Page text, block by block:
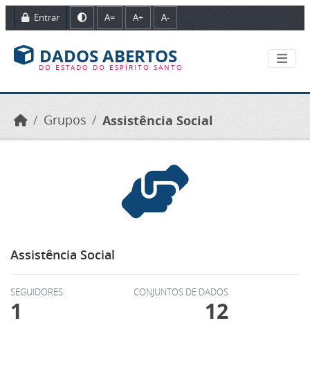
Ir para o conteúdo principal
Entrar A= A+ A-
DADOS ABERTOS
DO ESTADO DO ESPÍRITO SANTO
Grupos Assistência Social
Assistência Social
SEGUIDORES
1
CONJUNTOS DE DADOS
12